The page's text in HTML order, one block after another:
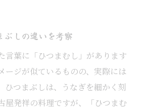
ぶしの違いを考察
言葉に「ひつまむし」があります
ージが似ているものの、実際には
ひつまぶしは、うなぎを細かく刻
屋発祥の料理ですが、「ひつまむ